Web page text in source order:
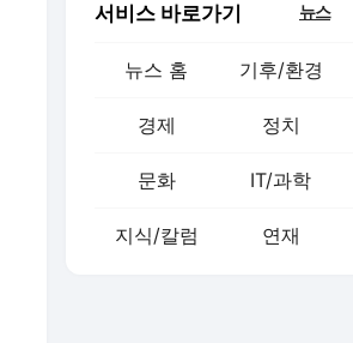
서비스 바로가기 뉴스
뉴스 홈 기후/환경
경제 정치
문화 IT/과학
지식/칼럼 연재